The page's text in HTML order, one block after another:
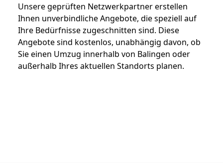
Unsere geprüften Netzwerkpartner erstellen
Ihnen unverbindliche Angebote, die speziell auf
Ihre Bedürfnisse zugeschnitten sind. Diese
Angebote sind kostenlos, unabhängig davon, ob
Sie einen Umzug innerhalb von Balingen oder
außerhalb Ihres aktuellen Standorts planen.